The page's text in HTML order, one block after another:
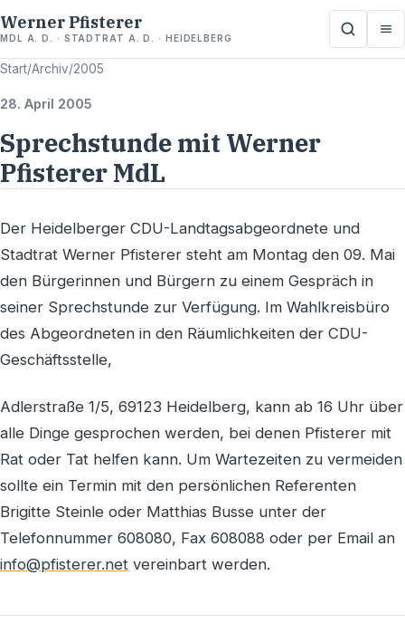
Werner Pfisterer
MDL A. D. · STADTRAT A. D. · HEIDELBERG
Start/Archiv/2005
28. April 2005
Sprechstunde mit Werner
Pfisterer MdL
Der Heidelberger CDU-Landtagsabgeordnete und
Stadtrat Werner Pfisterer steht am Montag den 09. Mai
den Bürgerinnen und Bürgern zu einem Gespräch in
seiner Sprechstunde zur Verfügung. Im Wahlkreisbüro
des Abgeordneten in den Räumlichkeiten der CDU-
Geschäftsstelle,
Adlerstraße 1/5, 69123 Heidelberg, kann ab 16 Uhr über
alle Dinge gesprochen werden, bei denen Pfisterer mit
Rat oder Tat helfen kann. Um Wartezeiten zu vermeiden
sollte ein Termin mit den persönlichen Referenten
Brigitte Steinle oder Matthias Busse unter der
Telefonnummer 608080, Fax 608088 oder per Email an
info@pfisterer.net vereinbart werden.